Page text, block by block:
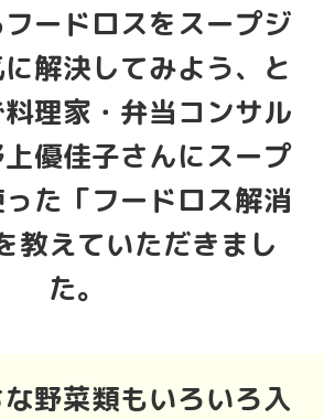
ードロスをスープジ
解決してみよう、と
理家・弁当コンサル
優佳子さんにスープ
た「フードロス解消
教えていただきまし
た。
野菜類もいろいろ入